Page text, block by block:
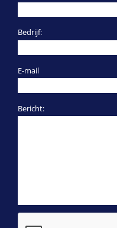
Bedrijf:
E-mail
Bericht: